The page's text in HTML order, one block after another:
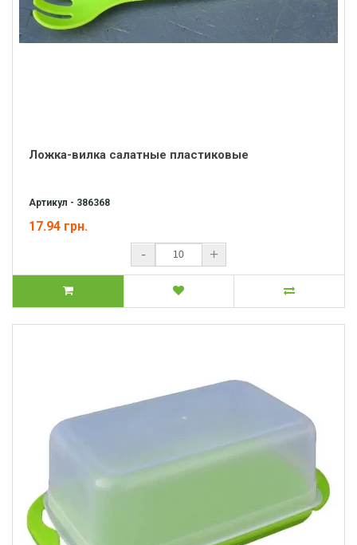
Ложка-вилка салатные пластиковые
Артикул - 386368
17.94 грн.
- +